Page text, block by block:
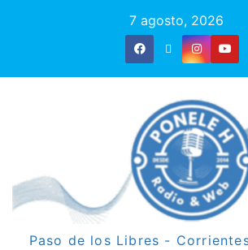
7 agosto, 2026
Paso de los Libres -